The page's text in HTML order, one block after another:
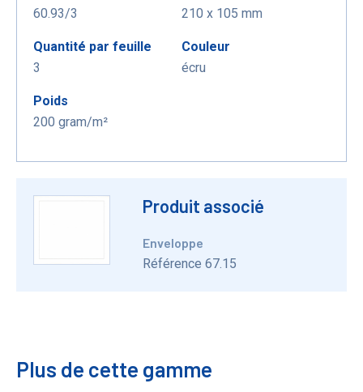
60.93/3
210 x 105 mm
Quantité par feuille
3
Couleur
écru
Poids
200 gram/m²
Produit associé
Enveloppe
Référence 67.15
Plus de cette gamme